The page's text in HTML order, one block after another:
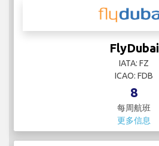
FlyDubai
IATA: FZ
ICAO: FDB
8
每周航班
更多信息